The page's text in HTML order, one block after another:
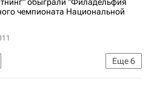
чемпионата Национальной
Еще6
лига (НХЛ)